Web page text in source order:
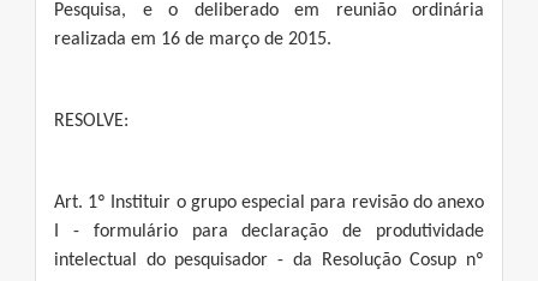
Pesquisa, e o deliberado em reunião ordinária
realizada em 16 de março de 2015.
RESOLVE:
Art. 1º Instituir o grupo especial para revisão do anexo
I - formulário para declaração de produtividade
intelectual do pesquisador - da Resolução Cosup nº